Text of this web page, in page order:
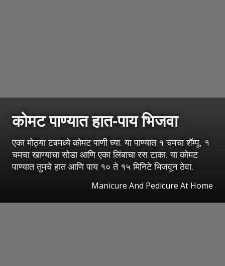
कोमट पाण्यात हात-पाय भिजवा
एका मोठ्या टबमध्ये कोमट पाणी घ्या. या पाण्यात १ चमचा शॅम्पू, १
चमचा खाण्याचा सोडा आणि एका लिंबाचा रस टाका. या कोमट
पाण्यात तुमचे हात आणि पाय १० ते १५ मिनिटे भिजवून ठेवा.
Manicure And Pedicure At Home